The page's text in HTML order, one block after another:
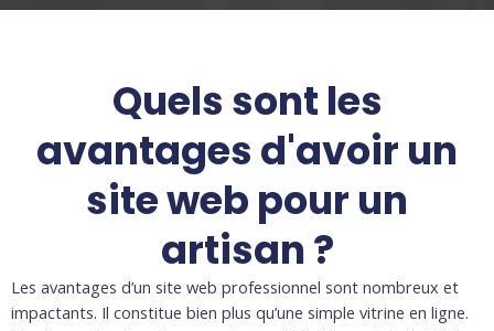
Quels sont les
avantages d'avoir un
site web pour un
artisan ?
Les avantages d’un site web professionnel sont nombreux et
impactants. Il constitue bien plus qu’une simple vitrine en ligne.